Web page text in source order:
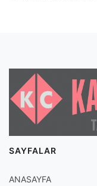
SAYFALAR
ANASAYFA